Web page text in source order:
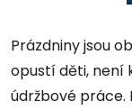
Prázdniny jsou
opustí děti, není
údržbové práce.